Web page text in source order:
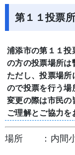
第１１投票所
浦添市の第１１投
の方の投票場所は
ただし、投票場所
ので投票を行う場
変更の際は市民の
ご理解とご協力を
場所 ：内間小